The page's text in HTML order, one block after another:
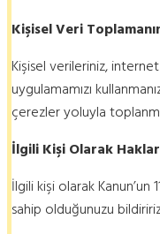
Kişisel Veri
Kişisel verileriniz,
uygulamamızı
çerezler yoluyla
İlgili Kişi Olarak
İlgili kişi olarak Kanun’un
sahip olduğunuzu